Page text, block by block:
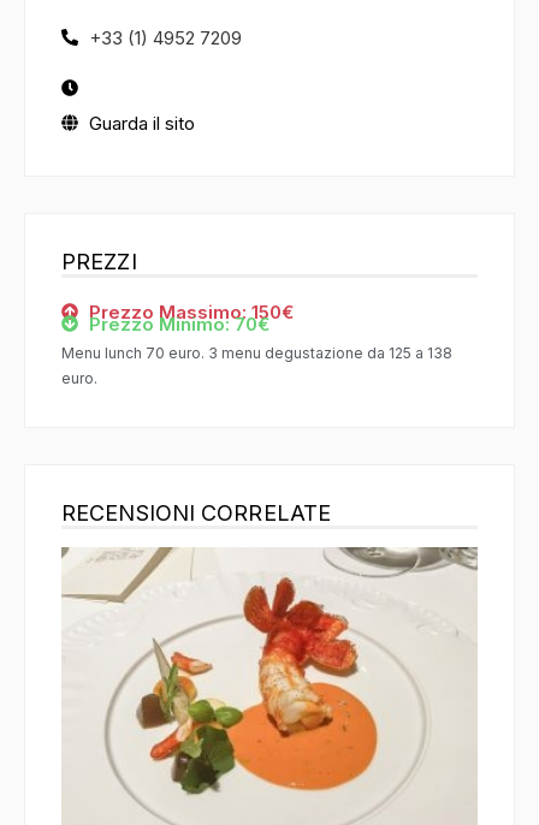
+33 (1) 4952 7209
Guarda il sito
PREZZI
Prezzo Massimo: 150€
Prezzo Minimo: 70€
Menu lunch 70 euro. 3 menu degustazione da 125 a 138
euro.
RECENSIONI CORRELATE